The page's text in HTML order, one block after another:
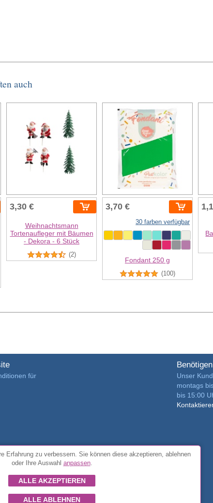
auch
3,30 €
Weihnachtsmann
Tortenaufleger mit Bäumen
- Dekora - 6 Stück
(2)
3,70 €
30 farben verfügbar
Fondant 250 g
(100)
für
Unser
montags
bis 15:00
4.7/5 von3889 verifizierte Kundenrezensionen
Alle Rechte vorbehalten FunToCome
Erfahrung zu verbessern. Sie können diese akzeptieren, ablehnen
oder Ihre Auswahl anpassen.
ALLE AKZEPTIEREN
ALLE ABLEHNEN